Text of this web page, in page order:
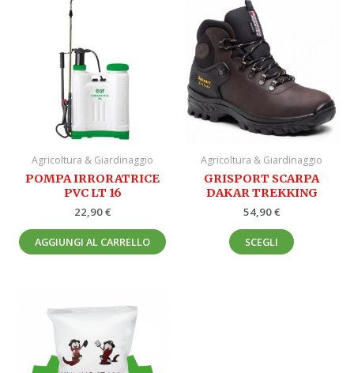
Agricoltura & Giardinaggio
POMPA IRRORATRICE
PVC LT 16
22,90€
AGGIUNGI AL CARRELLO
Agricoltura & Giardinaggio
GRISPORT SCARPA
DAKAR TREKKING
54,90€
SCEGLI
varianti.
Le
opzioni
possono
scelte
nella
pagina
prodotto